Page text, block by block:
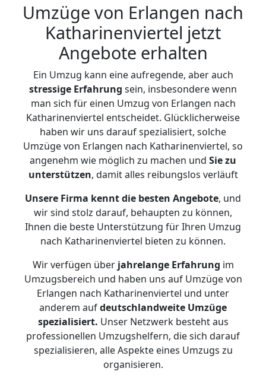
Umzüge von Erlangen nach
Katharinenviertel jetzt
Angebote erhalten
Ein Umzug kann eine aufregende, aber auch
stressige Erfahrung sein, insbesondere wenn
man sich für einen Umzug von Erlangen nach
Katharinenviertel entscheidet. Glücklicherweise
haben wir uns darauf spezialisiert, solche
Umzüge von Erlangen nach Katharinenviertel, so
angenehm wie möglich zu machen und Sie zu
unterstützen, damit alles reibungslos verläuft
Unsere Firma kennt die besten Angebote, und
wir sind stolz darauf, behaupten zu können,
Ihnen die beste Unterstützung für Ihren Umzug
nach Katharinenviertel bieten zu können.
Wir verfügen überjahrelange Erfahrung im
Umzugsbereich und haben uns auf Umzüge von
Erlangen nach Katharinenviertel und unter
anderem aufdeutschlandweite Umzüge
spezialisiert. Unser Netzwerk besteht aus
professionellen Umzugshelfern, die sich darauf
spezialisieren, alle Aspekte eines Umzugs zu
organisieren.